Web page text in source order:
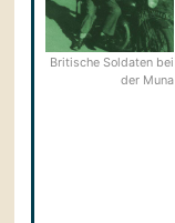
Britische Soldaten bei
der Muna